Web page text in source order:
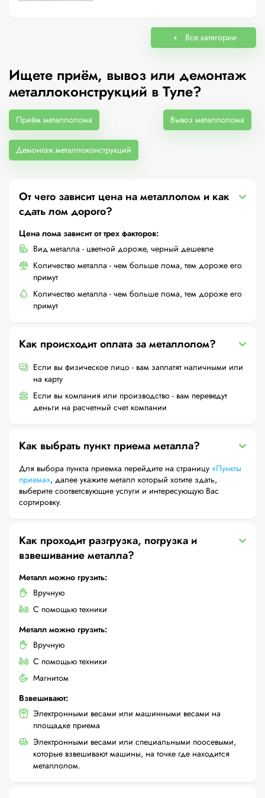
Все категории
Ищете приём, вывоз или демонтаж
металлоконструкций в Туле?
Приём металлолома Вывоз металлолома
Демонтаж металлоконструкций
От чего зависит цена на металлолом и как
сдать лом дорого?
Цена лома зависит от трех факторов:
Вид металла - цветной дороже, черный дешевле
Количество металла - чем больше лома, тем дороже его
примут
Количество металла - чем больше лома, тем дороже его
примут
Как происходит оплата за металлолом?
Если вы физическое лицо - вам заплатят наличными или
на карту
Если вы компания или производство - вам переведут
деньги на расчетный счет компании
Как выбрать пункт приема металла?
Для выбора пункта приемка перейдите на страницу «Пункты
приема», далее укажите металл который хотите здать,
выберите соответсвующие услуги и интересующую Вас
сортировку.
Как проходит разгрузка, погрузка и
взвешивание металла?
Металл можно грузить:
Вручную
С помощью техники
Металл можно грузить:
Вручную
С помощью техники
Магнитом
Взвешивают:
Электронными весами или машинными весами на
площадке приема
Электронными весами или специальными поосевыми,
которые взвешивают машины, на точке где находится
металлолом.